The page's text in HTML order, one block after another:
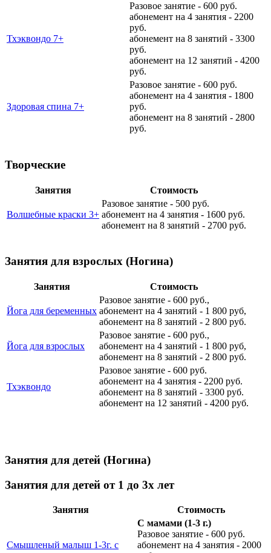
Тхэквондо 7+
Разовое занятие - 600 руб.
абонемент на 4 занятия - 2200
руб.
абонемент на 8 занятий - 3300
руб.
абонемент на 12 занятий - 4200
руб.
Здоровая спина 7+
Разовое занятие - 600 руб.
абонемент на 4 занятия - 1800
руб.
абонемент на 8 занятий - 2800
руб.
Творческие
Занятия Стоимость
Волшебные краски 3+
Разовое занятие - 500 руб.
абонемент на 4 занятия - 1600 руб.
абонемент на 8 занятий - 2700 руб.
Занятия для взрослых (Ногина)
Занятия Стоимость
Йога для беременных
Разовое занятие - 600 руб.,
абонемент на 4 занятий - 1 800 руб,
абонемент на 8 занятий - 2 800 руб.
Йога для взрослых
Разовое занятие - 600 руб.,
абонемент на 4 занятий - 1 800 руб,
абонемент на 8 занятий - 2 800 руб.
Тхэквондо
Разовое занятие - 600 руб.
абонемент на 4 занятия - 2200 руб.
абонемент на 8 занятий - 3300 руб.
абонемент на 12 занятий - 4200 руб.
Занятия для детей (Ногина)
Занятия для детей от 1 до 3х лет
Занятия Стоимость
Смышленый малыш 1-3г. с
С мамами (1-3 г.)
Разовое занятие - 600 руб.
абонемент на 4 занятия - 2000